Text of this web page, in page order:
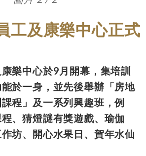
工及康樂中心正式
樂中心於9月開幕，集培訓
於一身，並先後舉辦「房地
程」及一系列興趣班，例
、猜燈謎有獎遊戲、瑜伽
坊、開心水果日、賀年水仙